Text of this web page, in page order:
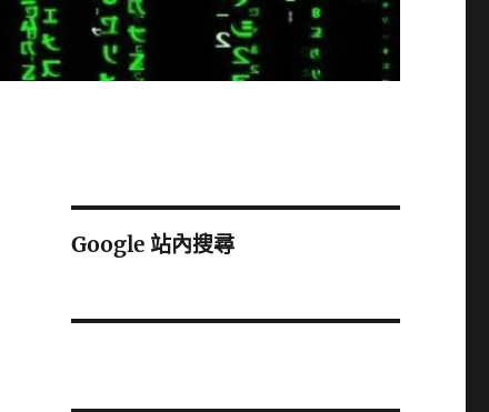
Google 站內搜尋